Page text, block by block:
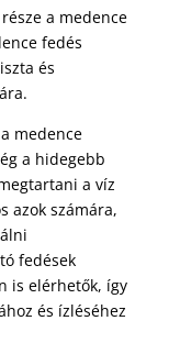
a medence
fedés
és
medence
a hidegebb
a víz
azok számára,
fedések
is elérhetők, így
és ízléséhez